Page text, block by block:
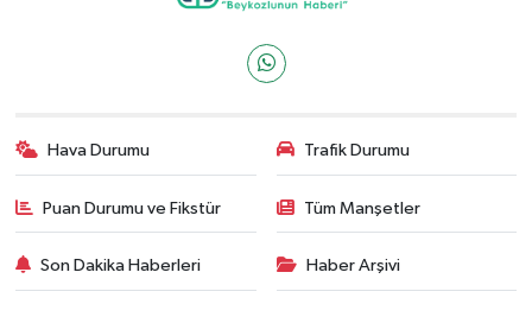
Hava Durumu Trafik Durumu
Puan Durumu ve Fikstür Tüm Manşetler
Son Dakika Haberleri Haber Arşivi